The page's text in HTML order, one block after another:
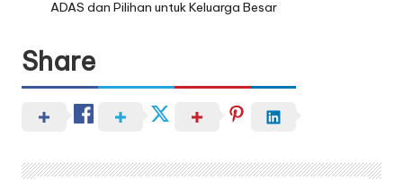
ADAS dan Pilihan untuk Keluarga Besar
Share